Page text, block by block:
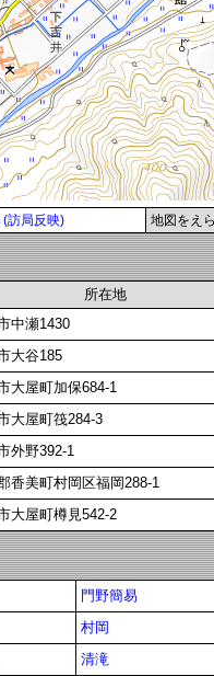
(訪局反映) 地図をえ
所在地
中瀬1430
大谷185
大屋町加保684-1
大屋町筏284-3
外野392-1
香美町村岡区福岡288-1
大屋町樽見542-2
門野簡易
村岡
清滝